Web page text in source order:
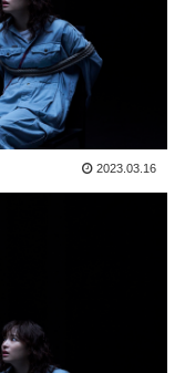
2023.03.16